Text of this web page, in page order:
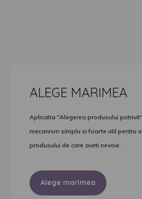
ALEGE MARIMEA
Aplicatia "Alegerea produsului
mecanism simplu si foarte util pentru
produsului de care aveti nevoie.
Alege marimea